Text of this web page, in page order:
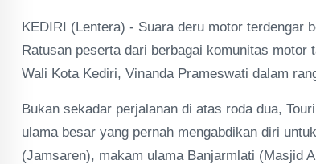
KEDIRI (Lentera) - Suara deru motor terdengar
Ratusan peserta dari berbagai komunitas motor
Wali Kota Kediri, Vinanda Prameswati dalam
Bukan sekadar perjalanan di atas roda dua,
ulama besar yang pernah mengabdikan diri
(Jamsaren), makam ulama Banjarmlati (Masjid